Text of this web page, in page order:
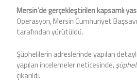
Mersin’de gerçekleştirilen kapsamlı
Operasyon, Mersin Cumhuriyet
tarafından yürütüldü.
Şüphelilerin adreslerinde yapılan
yapılan incelemeler neticesinde,
çıkarıldı.